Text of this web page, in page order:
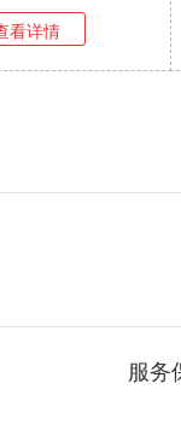
看详情
服务